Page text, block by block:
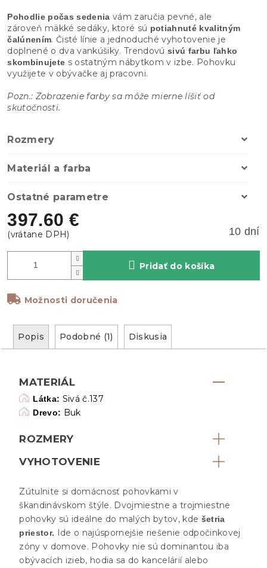
397.60 €
10 dní
Možnosti doručenia
Pridať do košíka
Pohodlie počas sedenia vám zaručia pevné, ale
zároveň mäkké sedáky, ktoré sú potiahnuté kvalitným
čalúnením. Čisté línie a jednoduché vyhotovenie je
doplnené o dva vankúšiky. Trendovú sivú farbu ľahko
skombinujete s ostatným nábytkom v izbe. Pohovku
využijete v obývačke aj pracovni.
Pozn.: Zobrazenie farby sa môže mierne líšiť od
skutočnosti.
Rozmery
Materiál a farba
Ostatné parametre
Popis Podobné (1) Diskusia
MATERIÁL
Látka: Sivá č.137
Drevo: Buk
ROZMERY
VYHOTOVENIE
Zútulnite si domácnosť pohovkami v
škandinávskom štýle. Dvojmiestne a trojmiestne
pohovky sú ideálne do malých bytov, kde šetria
priestor. Ide o najúspornejšie riešenie odpočinkovej
zóny v domove. Pohovky nie sú dominantou iba
obývacích izieb, hodia sa do kancelárií alebo